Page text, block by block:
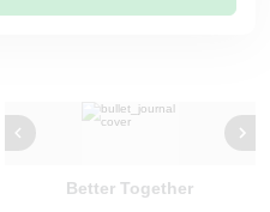
Better Together